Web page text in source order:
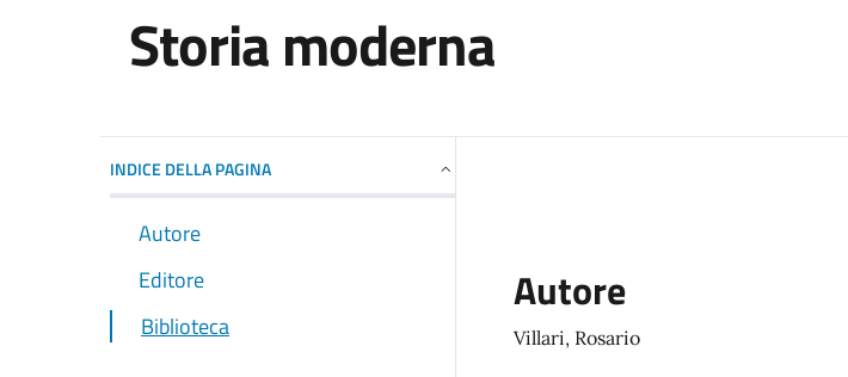
Storia moderna
INDICE DELLA PAGINA
Autore
Editore
Biblioteca
Autore
Villari, Rosario